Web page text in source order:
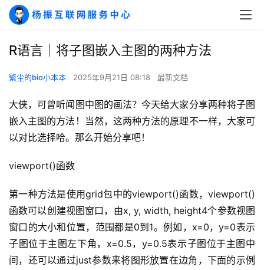
R语言｜将子图嵌入主图的两种方法
繁尘的bio小本本 2025年9月21日 08:18 最新文档
大侠，可曾听闻图中图的画法？今天给大家分享两种将子图
嵌入主图的方法！当然，这两种方法的原理不一样，大家可
以对比选择哈。那么开始分享吧！
viewport()函数
第一种方法是使用grid包中的viewport()函数，viewport()
函数可以创建视图窗口，由x, y, width, height4个参数视图
窗口的大小和位置，范围都是0到1。例如，x=0，y=0表示
子图位于主图左下角，x=0.5，y=0.5表示子图位于主图中
间，还可以通过just参数来将图形放置在边角，下面的示例